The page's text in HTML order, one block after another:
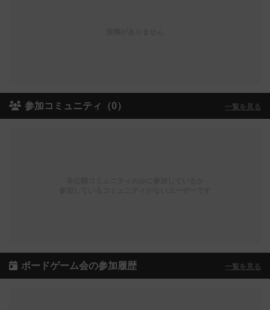
参加コミュニティ（0） 一覧を見る
ボードゲーム会の参加履歴 一覧を見る